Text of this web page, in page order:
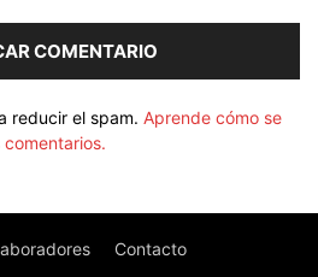
reducir el spam. Aprende cómo se
Contacto